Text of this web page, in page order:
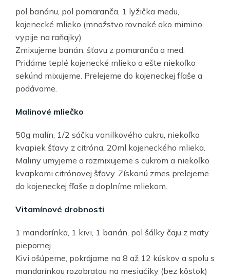
pol banánu, pol pomaranča, 1 lyžička medu,
kojenecké mlieko (množstvo rovnaké ako mimino
vypije na raňajky)
Zmixujeme banán, šťavu z pomaranča a med.
Pridáme teplé kojenecké mlieko a ešte niekoľko
sekúnd mixujeme. Prelejeme do kojeneckej fľaše a
podávame.
Malinové mliečko
50g malín, 1/2 sáčku vanilkového cukru, niekoľko
kvapiek šťavy z citróna, 20ml kojeneckého mlieka.
Maliny umyjeme a rozmixujeme s cukrom a niekoľko
kvapkami citrónovej šťavy. Získanú zmes prelejeme
do kojeneckej fľaše a doplníme mliekom.
Vitamínové drobnosti
1 mandarínka, 1 kivi, 1 banán, pol šálky čaju z mäty
piepornej
Kivi ošúpeme, pokrájame na 8 až 12 kúskov a spolu s
mandarínkou rozobratou na mesiačiky (bez kôstok)